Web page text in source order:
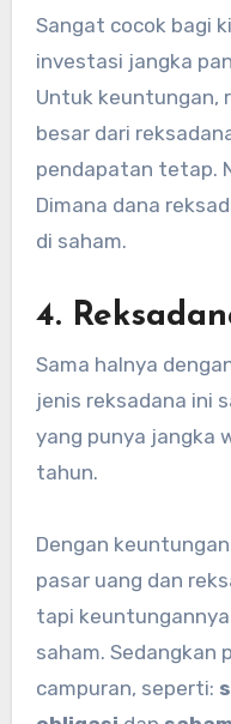
Sangat cocok bagi
investasi jangka
Untuk keuntungan,
besar dari
pendapatan tetap.
Dimana dana
di saham.
4.
Sama halnya
jenis reksadana ini
yang punya jangka
tahun.
Dengan
pasar uang dan
tapi
saham. Sedangkan
campuran, seperti: